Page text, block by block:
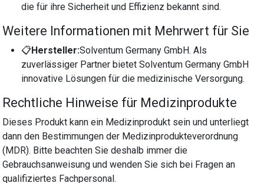
die für ihre Sicherheit und Effizienz bekannt sind.
Weitere Informationen mit Mehrwert für Sie
📋Hersteller:Solventum Germany GmbH. Als
zuverlässiger Partner bietet Solventum Germany GmbH
innovative Lösungen für die medizinische Versorgung.
Rechtliche Hinweise für Medizinprodukte
Dieses Produkt kann ein Medizinprodukt sein und unterliegt
dann den Bestimmungen der Medizinprodukteverordnung
(MDR). Bitte beachten Sie deshalb immer die
Gebrauchsanweisung und wenden Sie sich bei Fragen an
qualifiziertes Fachpersonal.